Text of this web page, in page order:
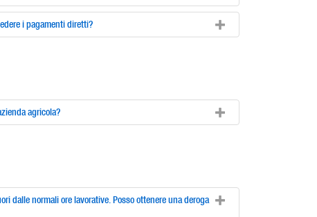
i pagamenti diretti?
agricola?
dalle normali ore lavorative. Posso ottenere una deroga